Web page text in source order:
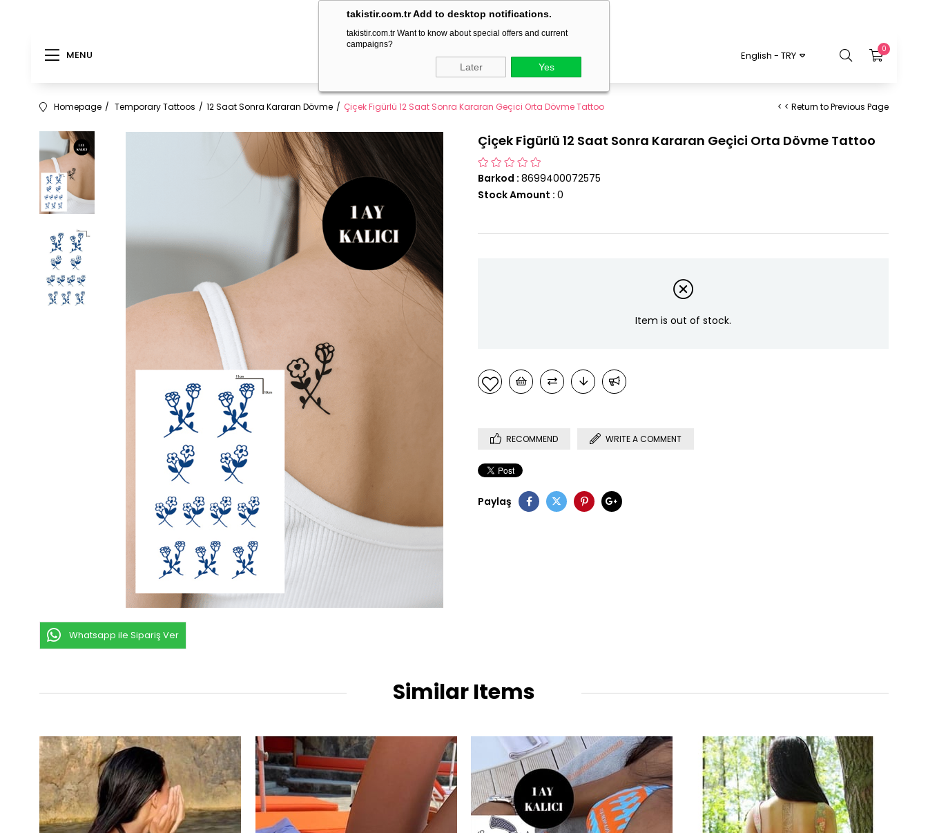
takistir.com.tr Add to desktop notifications.
takistir.com.tr Want to know about special offers and current
campaigns?
Later Yes
delivery within 1-3 business days!
MENU 0
English - TRY
Homepage Temporary Tattoos 12 Saat Sonra Kararan Dövme Çiçek Figürlü 12 Saat Sonra Kararan Geçici Orta Dövme Tattoo < < Return to Previous Page
Whatsapp ile Sipariş Ver
Çiçek Figürlü 12 Saat Sonra Kararan Geçici Orta Dövme Tattoo
Barkod : 8699400072575
Stock Amount : 0
Item is out of stock.
RECOMMEND WRITE A COMMENT
Paylaş
Similar Items